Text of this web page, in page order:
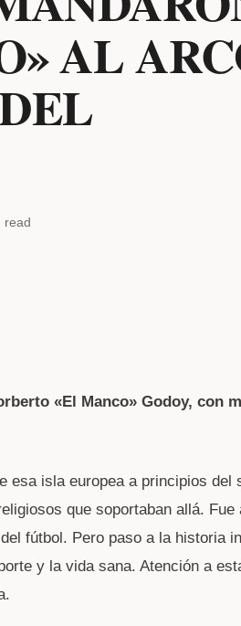
AL
read
«El Manco» Godoy, con
esa isla europea a principios del
que soportaban allá. Fue
fútbol. Pero paso a la historia
y la vida sana. Atención a